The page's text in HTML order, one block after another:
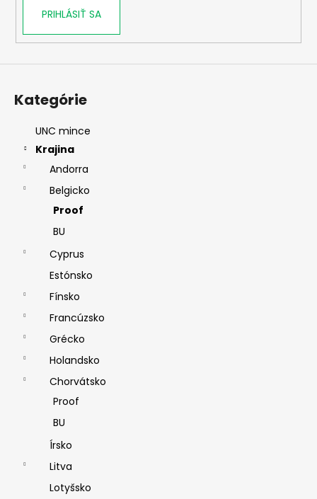
PRIHLÁSIŤ SA
Kategórie
UNC mince
Krajina
Andorra
Belgicko
Proof
BU
Cyprus
Estónsko
Fínsko
Francúzsko
Grécko
Holandsko
Chorvátsko
Proof
BU
Írsko
Litva
Lotyšsko